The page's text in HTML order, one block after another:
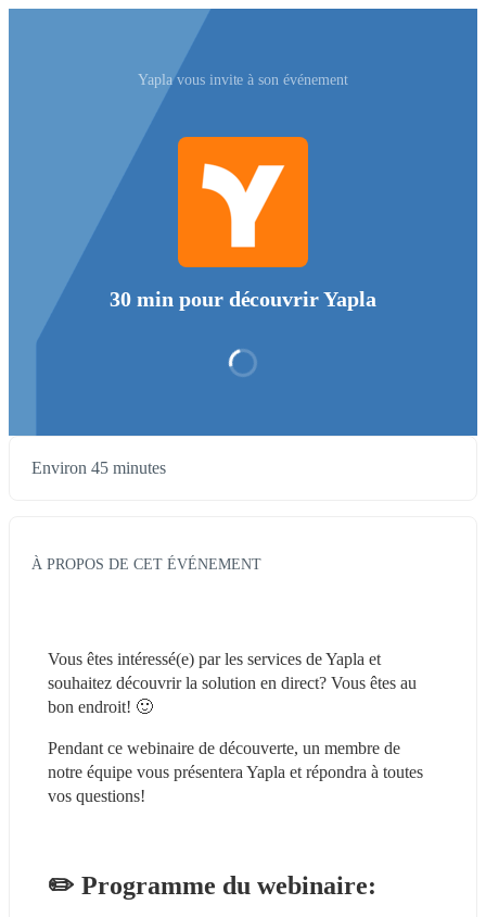
Yapla vous invite à son événement
30 min pour découvrir Yapla
Environ 45 minutes
À PROPOS DE CET ÉVÉNEMENT
Vous êtes intéressé(e) par les services de Yapla et
souhaitez découvrir la solution en direct? Vous êtes au
bon endroit! 🙂
Pendant ce webinaire de découverte, un membre de
notre équipe vous présentera Yapla et répondra à toutes
vos questions!
✏️ Programme du webinaire: